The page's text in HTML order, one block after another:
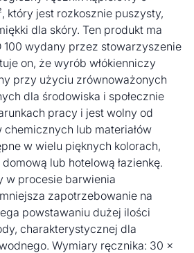
który jest rozkosznie puszysty,
dla skóry. Ten produkt ma
100 wydany przez stowarzyszenie
on, że wyrób włókienniczy
przy użyciu zrównoważonych
dla środowiska i społecznie
pracy i jest wolny od
lub materiałów
w wielu pięknych kolorach,
lub hotelową łazienkę.
w procesie barwienia
zapotrzebowanie na
powstawaniu dużej ilości
charakterystycznej dla
Wymiary ręcznika: 30 x